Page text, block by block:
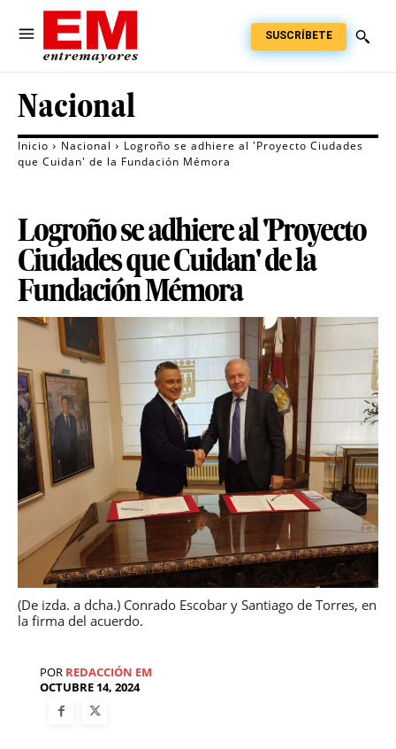
SUSCRÍBETE
Nacional
Inicio Nacional
Logroño se adhiere al 'Proyecto Ciudades
que Cuidan' de la Fundación Mémora
Logroño se adhiere al 'Proyecto
Ciudades que Cuidan' de la
Fundación Mémora
(De izda. a dcha.) Conrado Escobar y Santiago de Torres, en
la firma del acuerdo.
POR REDACCIÓN EM
OCTUBRE 14, 2024